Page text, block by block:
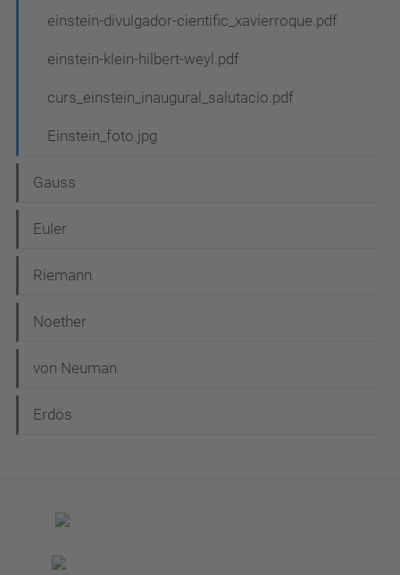
einstein-divulgador-cientific_xavierroque.pdf
einstein-klein-hilbert-weyl.pdf
curs_einstein_inaugural_salutacio.pdf
Einstein_foto.jpg
Gauss
Euler
Riemann
Noether
von Neuman
Erdös